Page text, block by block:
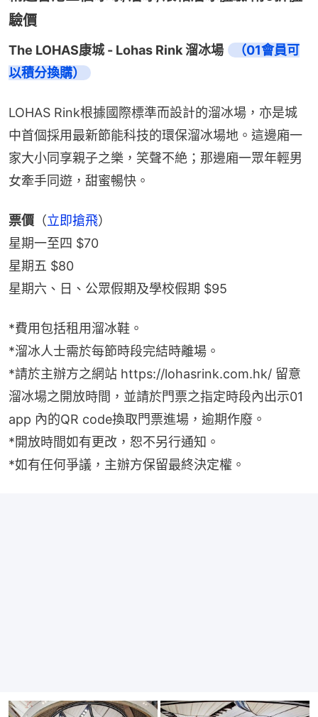
驗價
The LOHAS康城 - Lohas Rink 溜冰場
（01會員可
以積分換購）
LOHAS Rink根據國際標準而設計的溜冰場，亦是城
中首個採用最新節能科技的環保溜冰場地。這邊廂一
家大小同享親子之樂，笑聲不絶；那邊廂一眾年輕男
女牽手同遊，甜蜜暢快。
票價 （立即搶飛）
星期一至四 $70
星期五 $80
星期六、日、公眾假期及學校假期 $95
*費用包括租用溜冰鞋。
*溜冰人士需於每節時段完結時離場。
*請於主辦方之網站 https://lohasrink.com.hk/ 留意
溜冰場之開放時間，並請於門票之指定時段內出示01
app 內的QR code換取門票進場，逾期作廢。
*開放時間如有更改，恕不另行通知。
*如有任何爭議，主辦方保留最終決定權。